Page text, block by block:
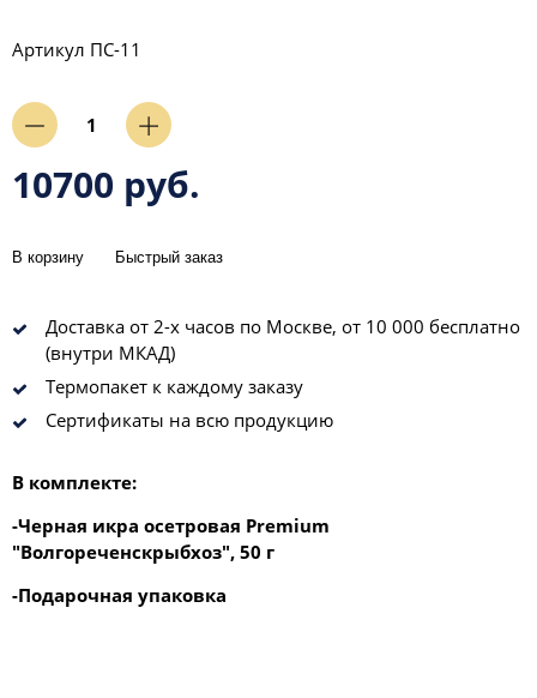
Артикул ПС-11
10700 руб.
В корзину Быстрый заказ
Доставка от 2-х часов по Москве, от 10 000 бесплатно
(внутри МКАД)
Термопакет к каждому заказу
Сертификаты на всю продукцию
В комплекте:
-Черная икра осетровая Premium
"Волгореченскрыбхоз", 50 г
-Подарочная упаковка